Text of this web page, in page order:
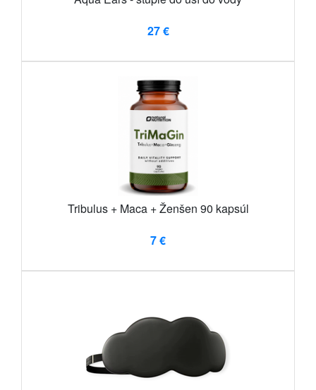
27 €
Tribulus + Maca + Ženšen 90 kapsúl
7 €